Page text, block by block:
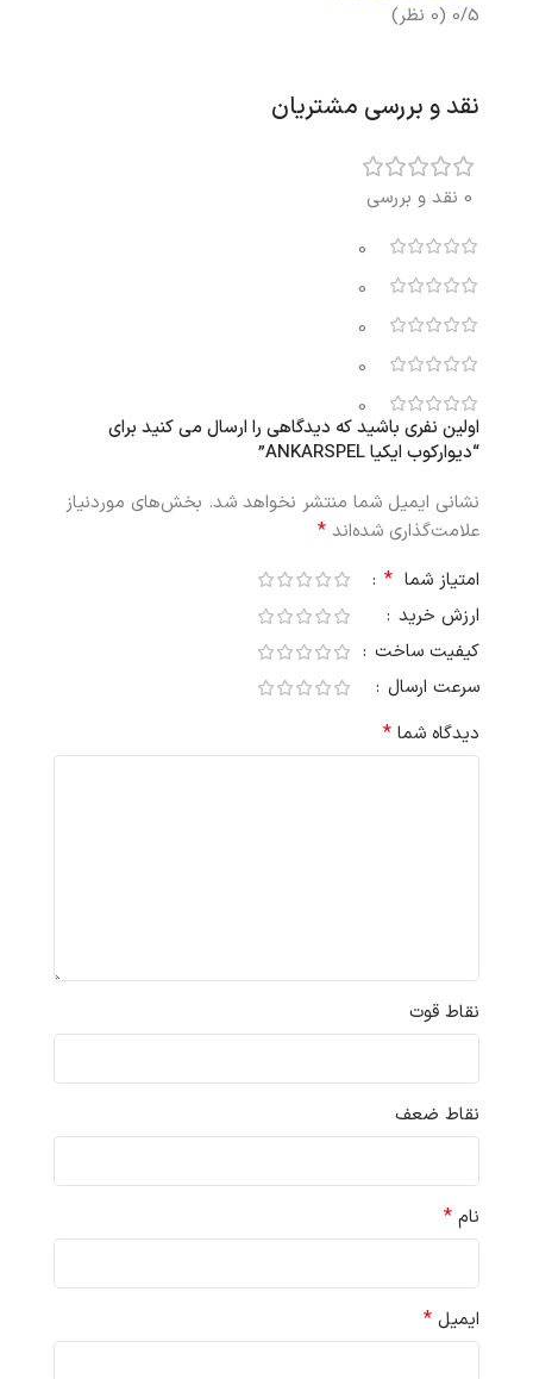
0/5 (0 نظر)
نقد و بررسی مشتریان
0 نقد و بررسی
0
0
0
0
0
اولین نفری باشید که دیدگاهی را ارسال می کنید برای
“دیوارکوب ایکیا ANKARSPEL”
نشانی ایمیل شما منتشر نخواهد شد. بخش‌های موردنیاز
علامت‌گذاری شده‌اند *
امتیاز شما *
ارزش خرید
کیفیت ساخت
سرعت ارسال
دیدگاه شما *
نقاط قوت
نقاط ضعف
نام *
ایمیل *